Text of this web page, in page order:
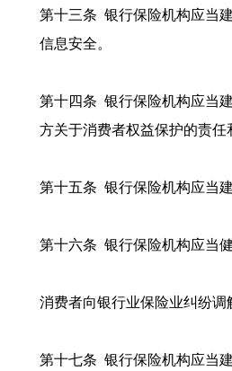
第十三条 银行保险机构应当
信息安全。
第十四条 银行保险机构应当
方关于消费者权益保护的责任
第十五条 银行保险机构应当
第十六条 银行保险机构应当
消费者向银行业保险业纠纷调
第十七条 银行保险机构应当